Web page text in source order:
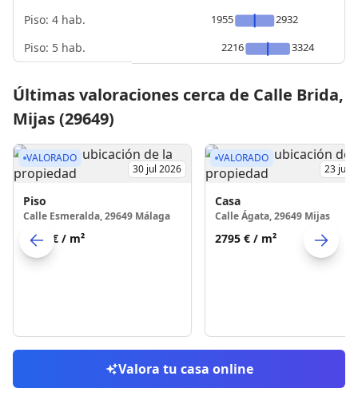
Piso: 4 hab.
Piso: 5 hab.
1955
2932
2216
3324
Últimas valoraciones cerca de Calle Brida,
Mijas (29649)
VALORADO
30 jul 2026
Piso
Calle Esmeralda, 29649 Málaga
2920 € / m²
VALORADO
23 jul
Casa
Calle Ágata, 29649 Mijas
2795 € / m²
Valora tu casa online